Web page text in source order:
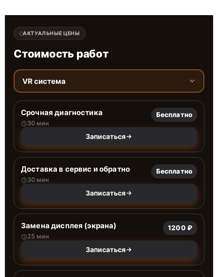
АКТУАЛЬНЫЕ ЦЕНЫ
Стоимость работ
VR система
Срочная диагностика
30 мин
Бесплатно
Записаться
Доставка в сервис и обратно
30 мин
Бесплатно
Записаться
Замена дисплея (экрана)
25 мин
1200 ₽
Записаться